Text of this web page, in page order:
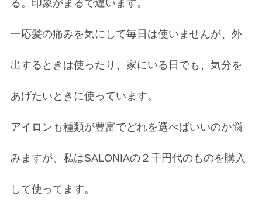
る。印象がまるで違います。
一応髪の痛みを気にして毎日は使いませんが、外
出するときは使ったり、家にいる日でも、気分を
あげたいときに使っています。
アイロンも種類が豊富でどれを選べばいいのか悩
みますが、私はSALONIAの２千円代のものを購入
して使ってます。